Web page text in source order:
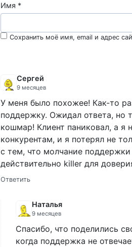
Имя *
Сохранить моё имя, email и адрес
Сергей
9 месяцев
У меня было похожее! Как-то
поддержку. Ожидал ответа, но
кошмар! Клиент паниковал, а я
конкурентам, и я потерял не
с тем, что молчание
действительно killer для
Ответить
Наталья
9 месяцев
Спасибо, что поделились
когда поддержка не